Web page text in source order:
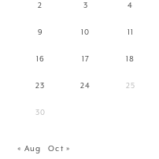
2 3 4
9 10 11
16 17 18
23 24 25
30
« Aug Oct »